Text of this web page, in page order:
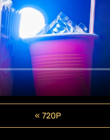
« 720P